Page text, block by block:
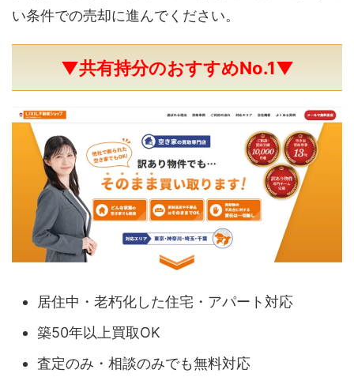
い条件での売却に進んでください。
▼共有持分のおすすめNo.1▼
居住中・老朽化した住宅・アパート対応
築50年以上買取OK
査定のみ・相談のみでも無料対応